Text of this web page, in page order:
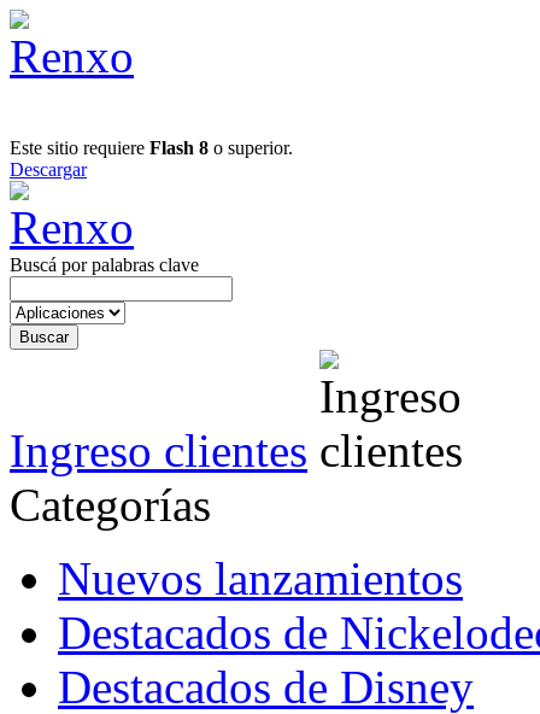
Este sitio requiere Flash 8 o superior.
Descargar
Buscá por palabras clave
Ingreso clientes
Categorías
Nuevos lanzamientos
Destacados de
Destacados de Disney